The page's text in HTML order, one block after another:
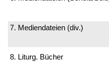
7. Mediendateien (div.)
8. Liturg. Bücher